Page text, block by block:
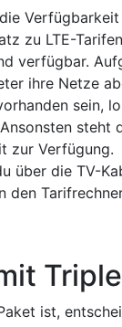
zu LTE-
verfügbar.
ihre Netze
sein,
steht
zur Verfügung.
über die TV-
den
ist,